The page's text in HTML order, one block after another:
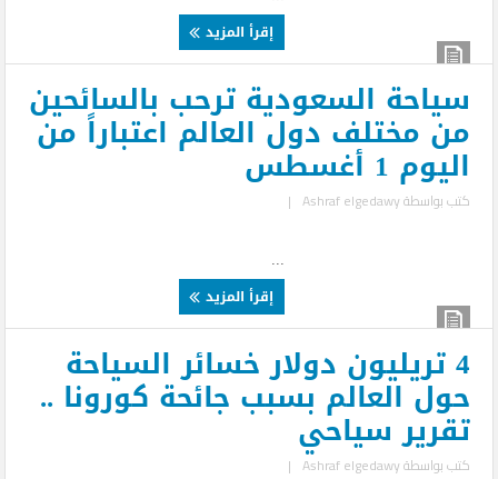
إقرأ المزيد
سياحة السعودية ترحب بالسائحين
من مختلف دول العالم اعتباراً من
اليوم 1 أغسطس
كتب بواسطةAshraf elgedawy
|
إقرأ المزيد
4 تريليون دولار خسائر السياحة
حول العالم بسبب جائحة كورونا ..
تقرير سياحي
كتب بواسطةAshraf elgedawy
|